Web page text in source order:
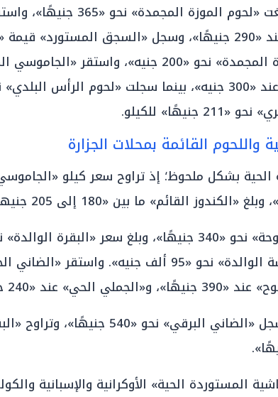
سجل «300 جنيه»، وبلغت «لحوم الموزة المجمدة» نحو «365
جنيهًا»، وبلغت «الكبدة المجمدة» نحو «200 جنيه»، واستقر
للكيلو.
واللحوم القائمة بمحلات الجزارة
الحية بشكل ملحوظ؛ إذ تراوح سعر كيلو
ألف جنيه»، و«الجاموسة الوالدة» نحو «95 ألف جنيه». واستقر
وفي محلات الجزارة، سجل «الضاني البرقي» نحو «540
المستوردة الحية» الأوكرانية والإسبانية